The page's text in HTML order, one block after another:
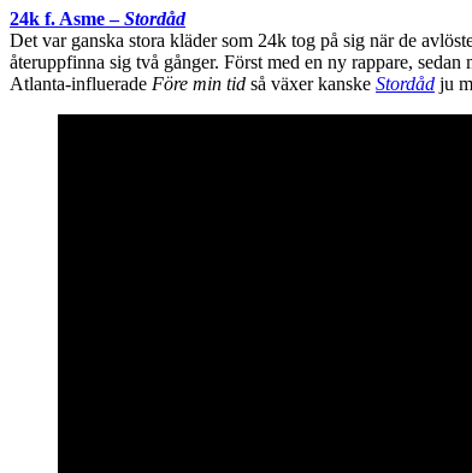
24k f. Asme –Stordåd
Det var ganska stora kläder som 24k tog på sig när de
återuppfinna sig två gånger. Först med en ny rappare, sedan
Atlanta-influerade Före min tid så växer kanske Stordåd ju